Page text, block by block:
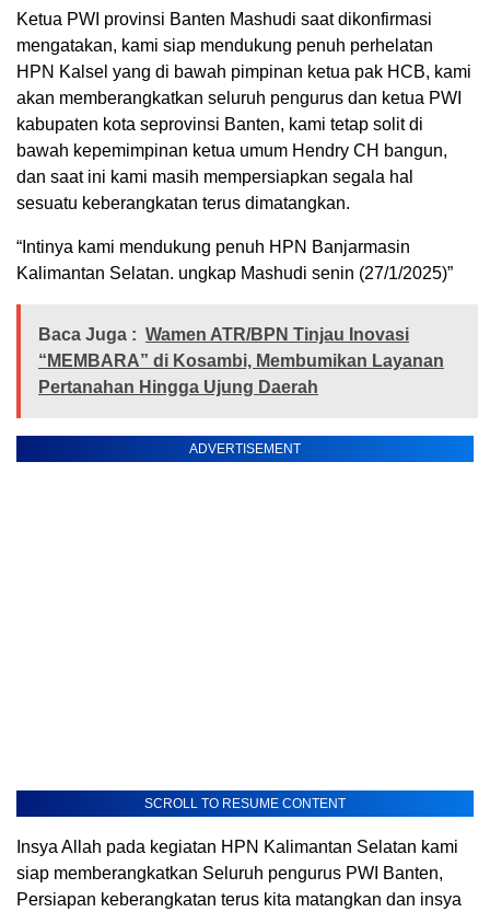
Ketua PWI provinsi Banten Mashudi saat dikonfirmasi
mengatakan, kami siap mendukung penuh perhelatan
HPN Kalsel yang di bawah pimpinan ketua pak HCB, kami
akan memberangkatkan seluruh pengurus dan ketua PWI
kabupaten kota seprovinsi Banten, kami tetap solit di
bawah kepemimpinan ketua umum Hendry CH bangun,
dan saat ini kami masih mempersiapkan segala hal
sesuatu keberangkatan terus dimatangkan.
“Intinya kami mendukung penuh HPN Banjarmasin
Kalimantan Selatan. ungkap Mashudi senin (27/1/2025)”
Baca Juga : Wamen ATR/BPN Tinjau Inovasi
“MEMBARA” di Kosambi, Membumikan Layanan
Pertanahan Hingga Ujung Daerah
ADVERTISEMENT
SCROLL TO RESUME CONTENT
Insya Allah pada kegiatan HPN Kalimantan Selatan kami
siap memberangkatkan Seluruh pengurus PWI Banten,
Persiapan keberangkatan terus kita matangkan dan insya